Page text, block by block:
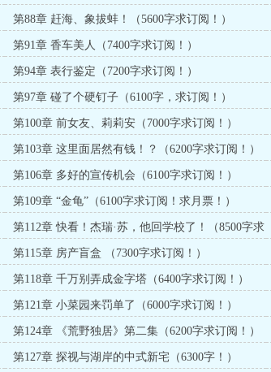
阅！）
第88章 赶海、象拔蚌！（5600字求订阅！）
第91章 香车美人（7400字求订阅！）
第94章 表行鉴定（7200字求订阅！）
第97章 碰了个硬钉子（6100字，求订阅！）
第100章 前女友、莉莉安（7000字求订阅！）
第103章 这里面居然有钱！？（6200字求订阅！）
第106章 多好的宣传机会（6100字求订阅！）
第109章 “金龟”（6100字求订阅！求月票！）
第112章 快看！杰瑞·苏，他回学校了！（8500字求
订阅！求月票！）
第115章 房产盲盒 （7300字求订阅！）
第118章 千万别弄成金字塔（6400字求订阅！）
第121章 小菜园来罚单了（6000字求订阅！）
第124章 《荒野独居》第二集（6200字求订阅！）
第127章 探视与湖岸的中式新宅（6300字！）